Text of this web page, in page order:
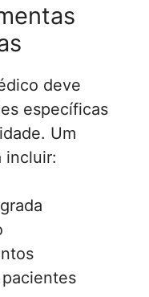
deve
específicas
Um
incluir: